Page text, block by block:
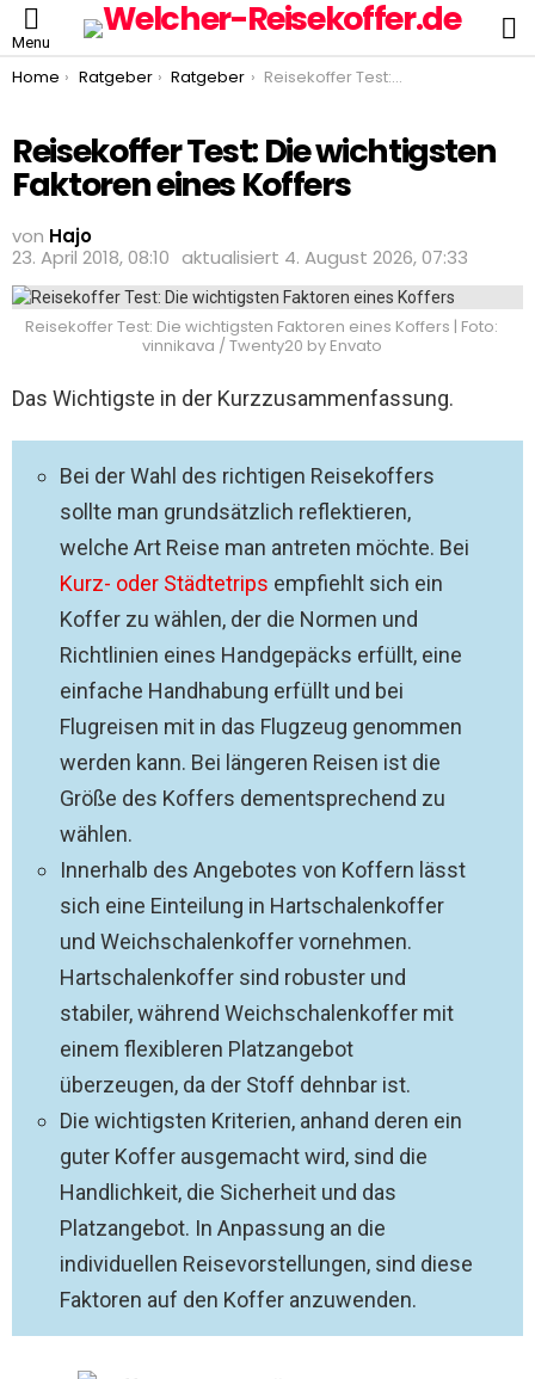
Menu
You are here:
Home Ratgeber Ratgeber Reisekoffer Test: Die wichtigsten Faktoren eines Koffers
Reisekoffer Test: Die wichtigsten
Faktoren eines Koffers
von Hajo
23. April 2018, 08:10 aktualisiert 4. August 2026, 07:33
Reisekoffer Test: Die wichtigsten Faktoren eines Koffers | Foto:
vinnikava / Twenty20 by Envato
Das Wichtigste in der Kurzzusammenfassung.
Bei der Wahl des richtigen Reisekoffers
sollte man grundsätzlich reflektieren,
welche Art Reise man antreten möchte. Bei
Kurz- oder Städtetrips empfiehlt sich ein
Koffer zu wählen, der die Normen und
Richtlinien eines Handgepäcks erfüllt, eine
einfache Handhabung erfüllt und bei
Flugreisen mit in das Flugzeug genommen
werden kann. Bei längeren Reisen ist die
Größe des Koffers dementsprechend zu
wählen.
Innerhalb des Angebotes von Koffern lässt
sich eine Einteilung in Hartschalenkoffer
und Weichschalenkoffer vornehmen.
Hartschalenkoffer sind robuster und
stabiler, während Weichschalenkoffer mit
einem flexibleren Platzangebot
überzeugen, da der Stoff dehnbar ist.
Die wichtigsten Kriterien, anhand deren ein
guter Koffer ausgemacht wird, sind die
Handlichkeit, die Sicherheit und das
Platzangebot. In Anpassung an die
individuellen Reisevorstellungen, sind diese
Faktoren auf den Koffer anzuwenden.